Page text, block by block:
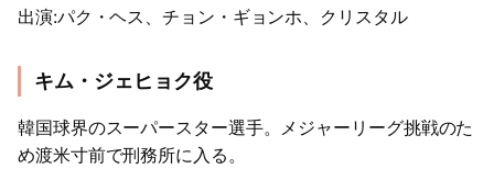
出 演 :パク・ヘス、チョン・ギョンホ、クリスタル
キム・ジェヒョク役
韓国球界のスーパースター選手。メジャーリーグ挑戦のた
め渡米寸前で刑務所に入る。